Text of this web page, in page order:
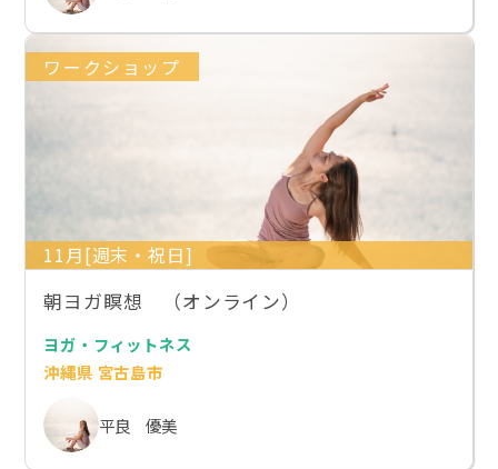
ワークショップ
11月[週末・祝日]
朝ヨガ瞑想 （オンライン）
ヨガ・フィットネス
沖縄県 宮古島市
平良 優美